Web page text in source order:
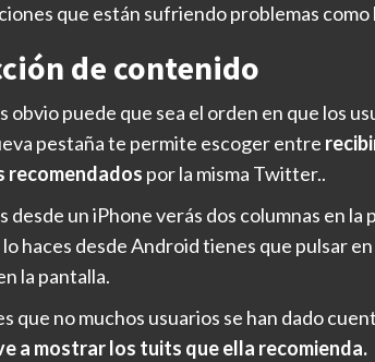
que están sufriendo problemas
de contenido
obvio puede que sea el orden en que los
pestaña te permite escoger entre
recomendados por la misma Twitter..
desde un iPhone verás dos columnas en la
lo haces desde Android tienes que pulsar
la pantalla.
que no muchos usuarios se han dado
a mostrar los tuits que ella recomienda.